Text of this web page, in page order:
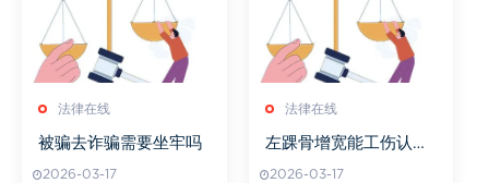
法律在线
被骗去诈骗需要坐牢吗
2026-03-17
法律在线
左踝骨增宽能工伤认定
2026-03-17